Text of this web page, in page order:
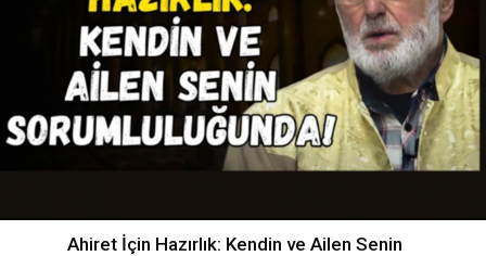
Ahiret İçin Hazırlık: Kendin ve Ailen Senin